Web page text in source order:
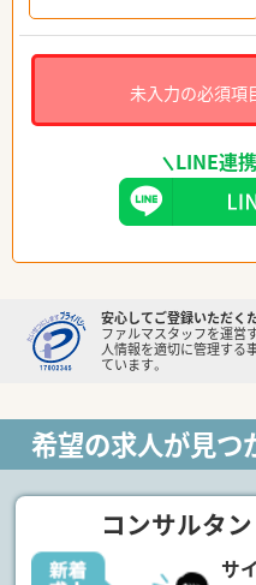
未入力の必須項
LINE連
安心してご登録いただく
ファルマスタッフを運営
人情報を適切に管理する
ています。
希望の求人が見
コンサルタ
サ